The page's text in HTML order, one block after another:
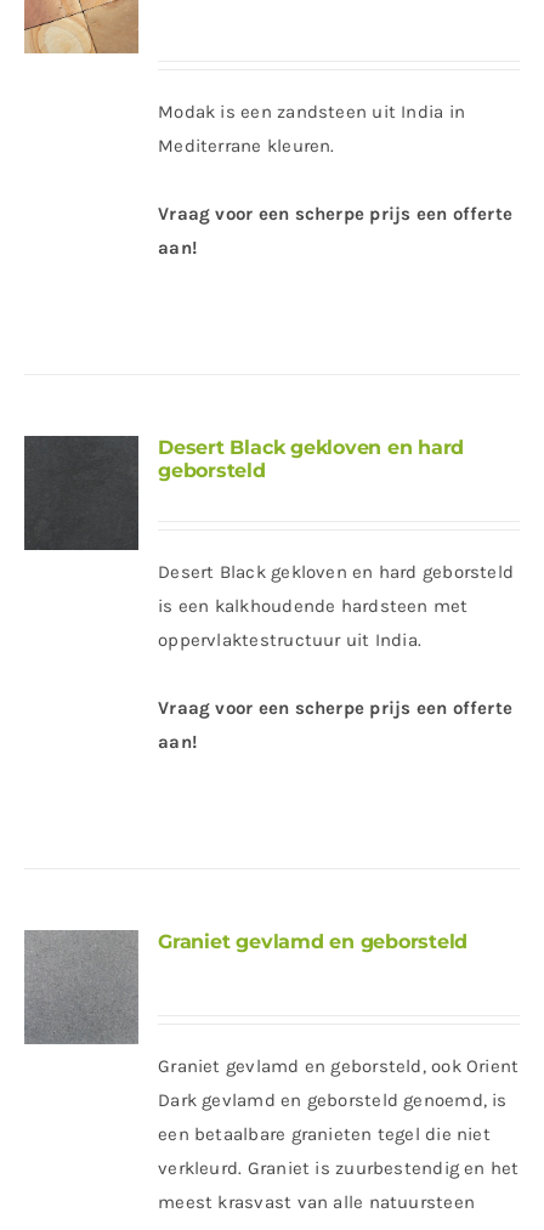
Modak is een zandsteen uit India in
Mediterrane kleuren.
Vraag voor een scherpe prijs een offerte
aan!
Desert Black gekloven en hard
geborsteld
Desert Black gekloven en hard geborsteld
is een kalkhoudende hardsteen met
oppervlaktestructuur uit India.
Vraag voor een scherpe prijs een offerte
aan!
Graniet gevlamd en geborsteld
Graniet gevlamd en geborsteld, ook Orient
Dark gevlamd en geborsteld genoemd, is
een betaalbare granieten tegel die niet
verkleurd. Graniet is zuurbestendig en het
meest krasvast van alle natuursteen